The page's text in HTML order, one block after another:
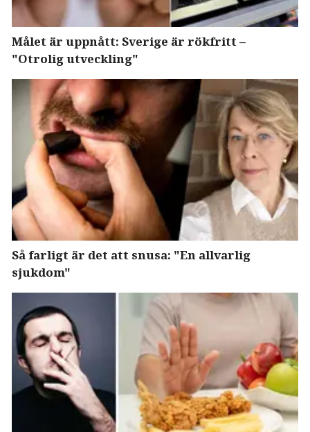
Målet är uppnått: Sverige är rökfritt –
"Otrolig utveckling"
Så farligt är det att snusa: "En allvarlig
sjukdom"